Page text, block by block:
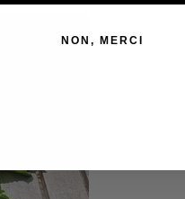
NON, MERCI